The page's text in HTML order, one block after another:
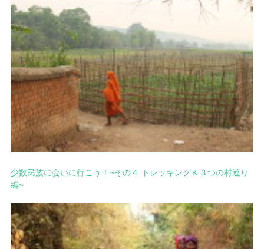
少数民族に会いに行こう！~その４ トレッキング＆３つの村巡り
編~